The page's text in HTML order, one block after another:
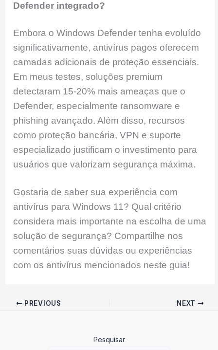
Defender integrado?
Embora o Windows Defender tenha evoluído
significativamente, antivírus pagos oferecem
camadas adicionais de proteção essenciais.
Em meus testes, soluções premium
detectaram 15-20% mais ameaças que o
Defender, especialmente ransomware e
phishing avançado. Além disso, recursos
como proteção bancária, VPN e suporte
especializado justificam o investimento para
usuários que valorizam segurança máxima.
Gostaria de saber sua experiência com
antivírus para Windows 11? Qual critério
considera mais importante na escolha de uma
solução de segurança? Compartilhe nos
comentários suas dúvidas ou experiências
com os antivírus mencionados neste guia!
PREVIOUS NEXT
Pesquisar